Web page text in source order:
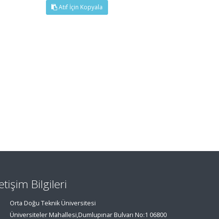
Atıf İçin Kopyala
Bilgileri
Orta Doğu Teknik Üniversitesi
Üniversiteler Mahallesi,Dumlupınar Bulvarı No:1 06800